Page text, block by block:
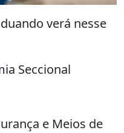
verá nesse
Seccional
e Meios de